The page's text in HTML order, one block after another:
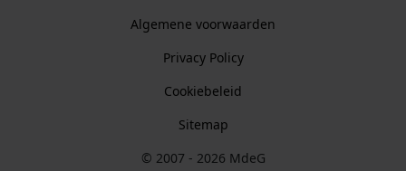
Algemene voorwaarden
Privacy Policy
Cookiebeleid
Sitemap
© 2007 - 2026 MdeG